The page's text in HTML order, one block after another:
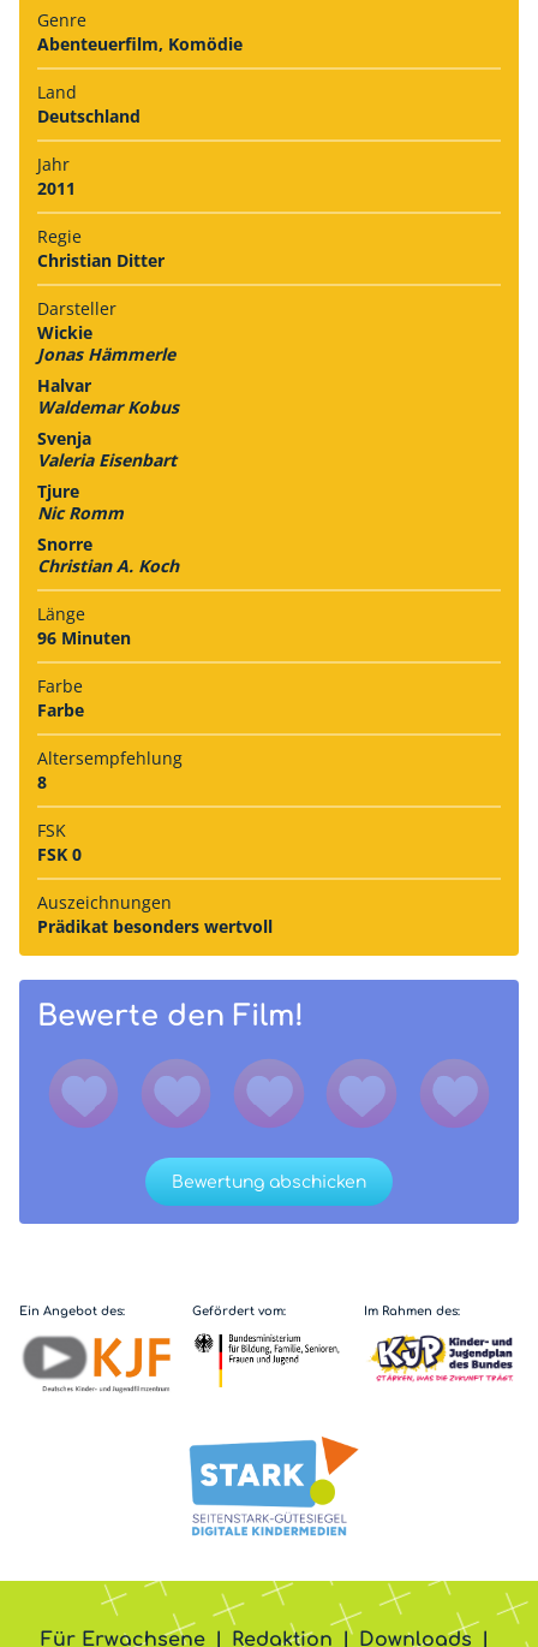
Genre
Abenteuerfilm, Komödie
Land
Deutschland
Jahr
2011
Regie
Christian Ditter
Darsteller
Wickie
Jonas Hämmerle
Halvar
Waldemar Kobus
Svenja
Valeria Eisenbart
Tjure
Nic Romm
Snorre
Christian A. Koch
Länge
96 Minuten
Farbe
Farbe
Alters­empfehlung
8
FSK
FSK 0
Auszeich­nungen
Prädikat besonders wertvoll
Bewerte den Film!
Bewertung abschicken
Ein Angebot des: Gefördert vom: Im Rahmen des:
Für Erwachsene Redaktion Downloads